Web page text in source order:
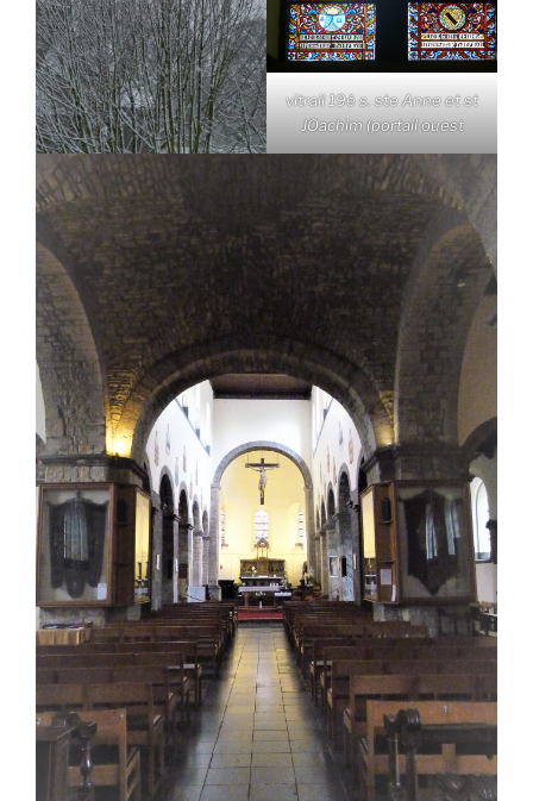
vitrail 19è s. ste Anne et st
JOachim (portail ouest